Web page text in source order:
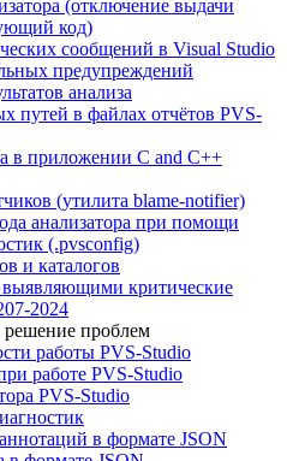
(отключение выдачи
код)
сообщений в Visual Studio
предупреждений
анализа
путей в файлах отчётов PVS-
в приложении C and C++
(утилита blame-notifier)
анализатора при помощи
(.pvsconfig)
и каталогов
критические
2024
решение проблем
работы PVS-Studio
работе PVS-Studio
PVS-Studio
в формате JSON